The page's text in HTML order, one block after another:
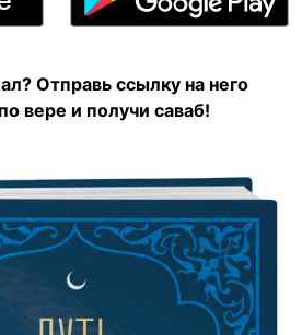
Отправь ссылку на него
вере и получи саваб!